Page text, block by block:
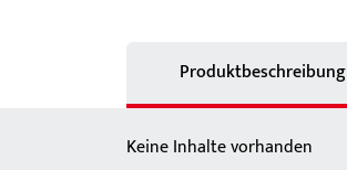
Produktbeschreibung
Keine Inhalte vorhanden